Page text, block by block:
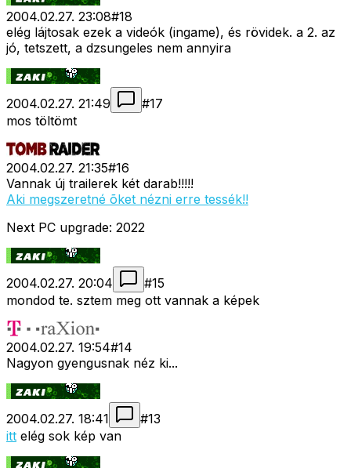
2004.02.27. 23:08#18
elég lájtosak ezek a videók (ingame), és rövidek. a 2. az
jó, tetszett, a dzsungeles nem annyira
2004.02.27. 21:49 #17
mos töltömt
2004.02.27. 21:35#16
Vannak új trailerek két darab!!!!!
Aki megszeretné õket nézni erre tessék!!
Next PC upgrade: 2022
2004.02.27. 20:04 #15
mondod te. sztem meg ott vannak a képek
2004.02.27. 19:54#14
Nagyon gyengusnak néz ki...
2004.02.27. 18:41 #13
itt elég sok kép van